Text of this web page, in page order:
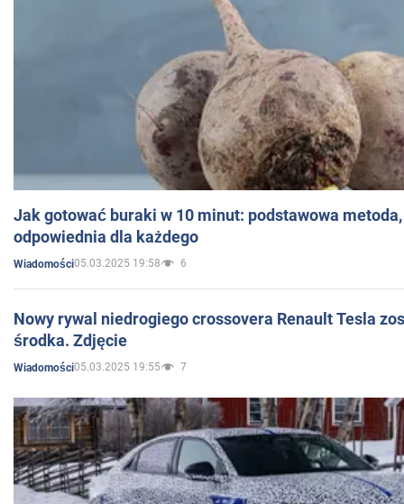
Jak gotować buraki w 10 minut: podstawowa
odpowiednia dla każdego
Wiadomości05.03.2025 19:58 6
Nowy rywal niedrogiego crossovera Renault Tesla
środka. Zdjęcie
Wiadomości05.03.2025 19:55 7